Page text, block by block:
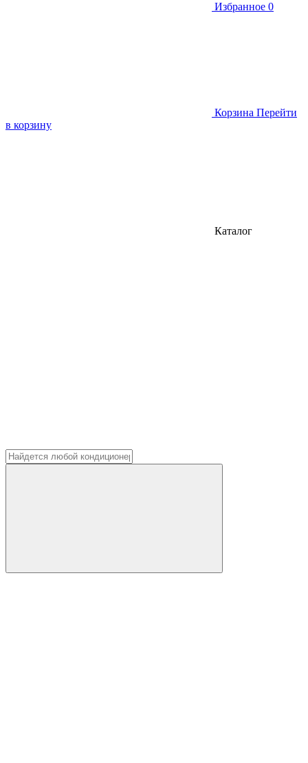
Избранное 0
Корзина Перейти
в корзину
Каталог